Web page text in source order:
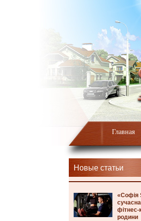
Главная
Новые статьи
«Софія
фітнес-
родини